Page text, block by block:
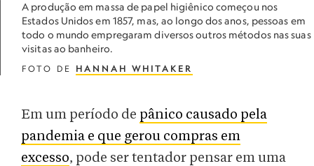
A produção em massa de papel higiênico começou nos
Estados Unidos em 1857, mas, ao longo dos anos, pessoas em
todo o mundo empregaram diversos outros métodos nas suas
visitas ao banheiro.
FOTO DE HANNAH WHITAKER
Em um período de pânico causado pela
pandemia e que gerou compras em
excesso, pode ser tentador pensar em uma